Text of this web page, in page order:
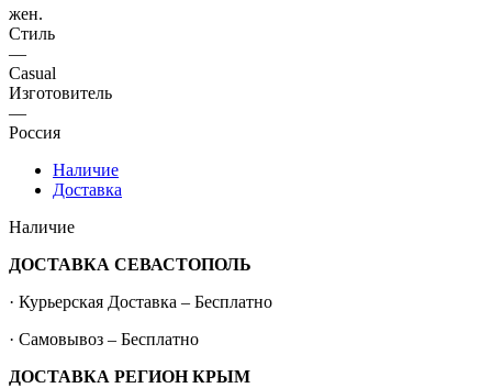
жен.
Стиль
—
Casual
Изготовитель
—
Россия
Наличие
Доставка
Наличие
ДОСТАВКА СЕВАСТОПОЛЬ
· Курьерская Доставка – Бесплатно
· Самовывоз – Бесплатно
ДОСТАВКА РЕГИОН КРЫМ